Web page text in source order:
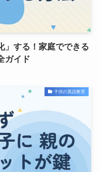
」する！家庭でできる
ガイド
子供の英語教育